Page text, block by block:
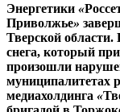
Энергетики «
Приволжье»
Тверской
снега, который
произошли
муниципалитетах
медиахолдинга «